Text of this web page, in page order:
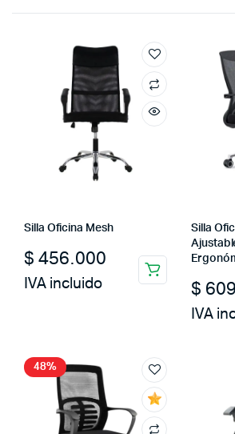
Silla Oficina Mesh
$ 456.000
IVA incluido
Silla
$
IVA
48%